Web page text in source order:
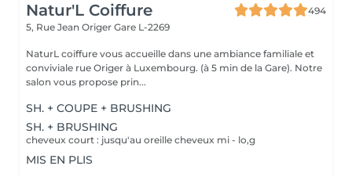
Natur'L Coiffure
494
5, Rue Jean Origer Gare L-2269
NaturL coiffure vous accueille dans une ambiance familiale et
conviviale rue Origer à Luxembourg. (à 5 min de la Gare). Notre
salon vous propose prin...
SH. + COUPE + BRUSHING
SH. + BRUSHING
cheveux court : jusqu'au oreille cheveux mi - lo,g
MIS EN PLIS